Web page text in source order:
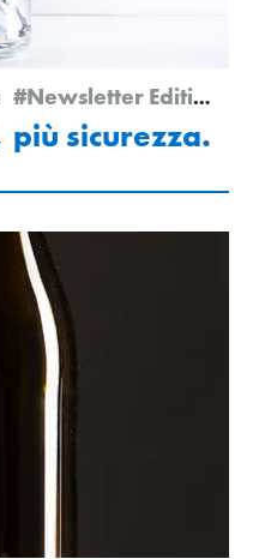
#Newsletter Edition 2/2025
sicurezza.